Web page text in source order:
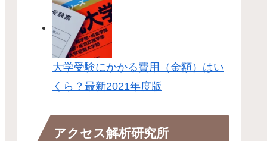
大学受験にかかる費用（金額）はい
くら？最新2021年度版
アクセス解析研究所